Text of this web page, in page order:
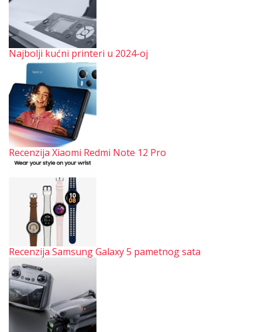
Najbolji kućni printeri u 2024-oj
Recenzija Xiaomi Redmi Note 12 Pro
Recenzija Samsung Galaxy 5 pametnog sata